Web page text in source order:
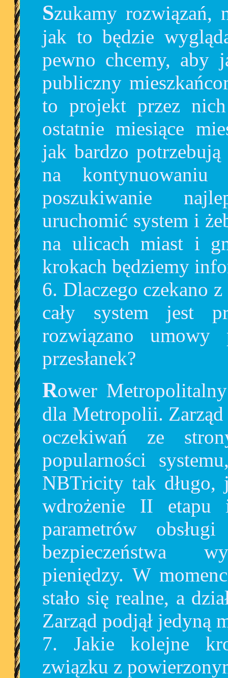
Szukamy rozwiązań, nie chcemy dziś przesądzać,
jak to będzie
pewno chcemy, aby
publiczny
to projekt przez
ostatnie miesiące
jak bardzo
na
poszukiwanie
uruchomić system i
na ulicach miast i
krokach będziemy
6. Dlaczego czekano
cały system jest
rozwiązano umowy
przesłanek?
Rower Metropolitalny jest kluczowym projektem
dla Metropolii.
oczekiwań ze
popularności
NBTricity tak długo,
wdrożenie II etapu
parametrów
bezpieczeństwa
pieniędzy. W
stało się realne, a
Zarząd podjął jedyną
7. Jakie kolejne
związku z